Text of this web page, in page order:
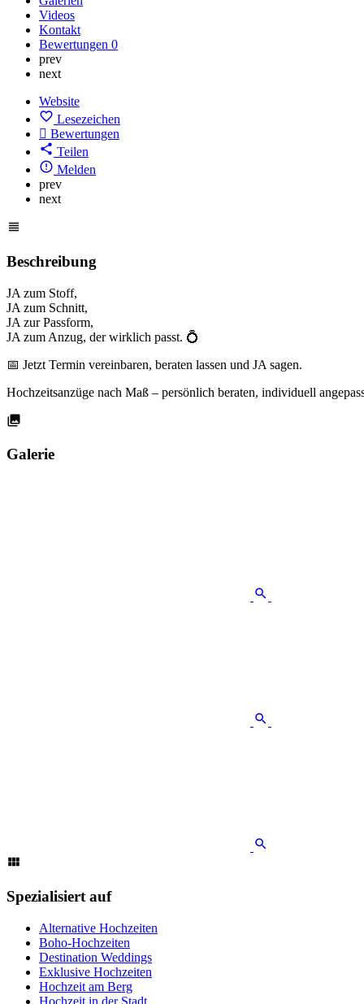
Videos
Kontakt
Bewertungen 0
prev
next
Website
Lesezeichen
Bewertungen
Teilen
Melden
prev
next
Beschreibung
JA zum Stoff,
JA zum Schnitt,
JA zur Passform,
JA zum Anzug, der wirklich passt. 💍
📅 Jetzt Termin vereinbaren, beraten lassen und JA sagen.
Hochzeitsanzüge nach Maß – persönlich beraten, individuell
Galerie
Spezialisiert auf
Alternative Hochzeiten
Boho-Hochzeiten
Destination Weddings
Exklusive Hochzeiten
Hochzeit am Berg
Hochzeit in der Stadt